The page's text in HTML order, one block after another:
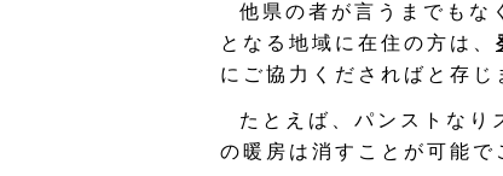
他県の者が言うまでもな
となる地域に在住の方は、
にご協力くださればと存じ
たとえば、パンストなり
の暖房は消すことが可能で